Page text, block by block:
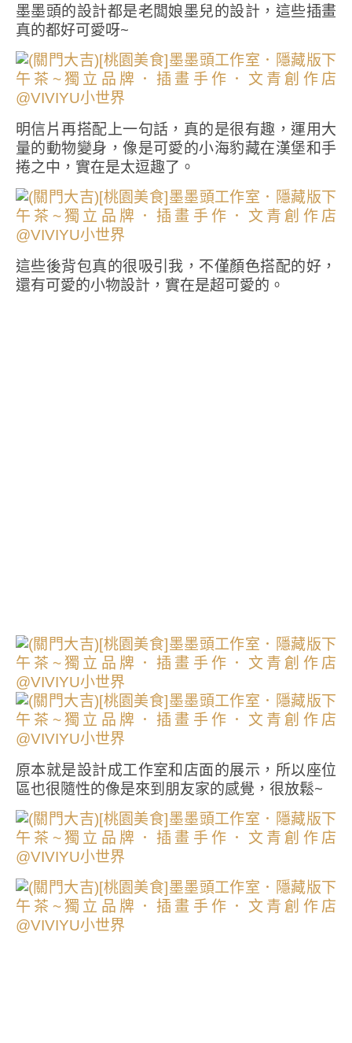
墨墨頭的設計都是老闆娘墨兒的設計，這些插畫
真的都好可愛呀~
明信片再搭配上一句話，真的是很有趣，運用大
量的動物變身，像是可愛的小海豹藏在漢堡和手
捲之中，實在是太逗趣了。
這些後背包真的很吸引我，不僅顏色搭配的好，
還有可愛的小物設計，實在是超可愛的。
原本就是設計成工作室和店面的展示，所以座位
區也很隨性的像是來到朋友家的感覺，很放鬆~